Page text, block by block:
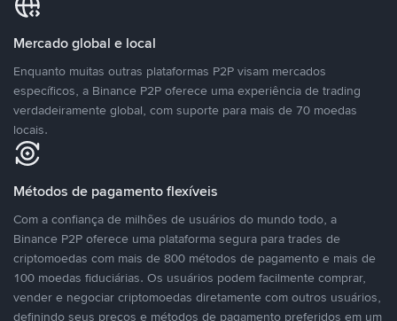
Mercado global e local
Enquanto muitas outras plataformas P2P visam mercados
específicos, a Binance P2P oferece uma experiência de trading
verdadeiramente global, com suporte para mais de 70 moedas
locais.
Métodos de pagamento flexíveis
Com a confiança de milhões de usuários do mundo todo, a
Binance P2P oferece uma plataforma segura para trades de
criptomoedas com mais de 800 métodos de pagamento e mais de
100 moedas fiduciárias. Os usuários podem facilmente comprar,
vender e negociar criptomoedas diretamente com outros usuários,
definindo seus preços e métodos de pagamento preferidos em um